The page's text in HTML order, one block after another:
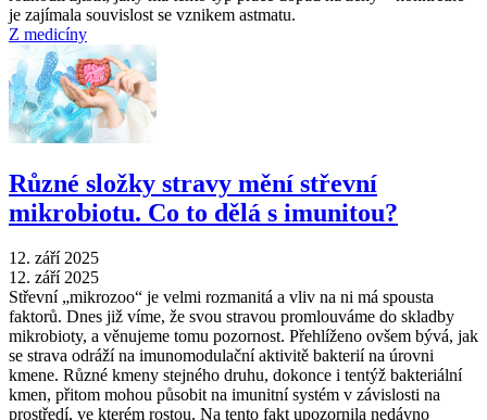
je zajímala souvislost se vznikem astmatu.
Z medicíny
Různé složky stravy mění střevní
mikrobiotu. Co to dělá s imunitou?
12. září 2025
12. září 2025
Střevní „mikrozoo“ je velmi rozmanitá a vliv na ni má spousta
faktorů. Dnes již víme, že svou stravou promlouváme do skladby
mikrobioty, a věnujeme tomu pozornost. Přehlíženo ovšem bývá, jak
se strava odráží na imunomodulační aktivitě bakterií na úrovni
kmene. Různé kmeny stejného druhu, dokonce i tentýž bakteriální
kmen, přitom mohou působit na imunitní systém v závislosti na
prostředí, ve kterém rostou. Na tento fakt upozornila nedávno